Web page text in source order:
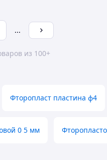
...
из 100+
Фторопласт пластина ф4
0 5 мм